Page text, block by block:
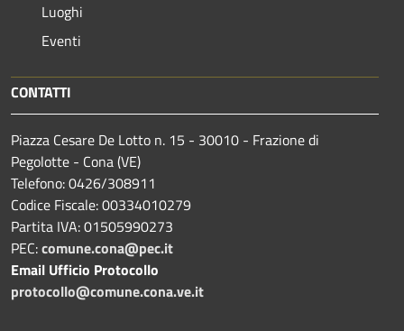
Luoghi
Eventi
CONTATTI
Piazza Cesare De Lotto n. 15 - 30010 - Frazione di
Pegolotte - Cona (VE)
Telefono: 0426/308911
Codice Fiscale: 00334010279
Partita IVA: 01505990273
PEC:comune.cona@pec.it
Email Ufficio Protocollo
protocollo@comune.cona.ve.it